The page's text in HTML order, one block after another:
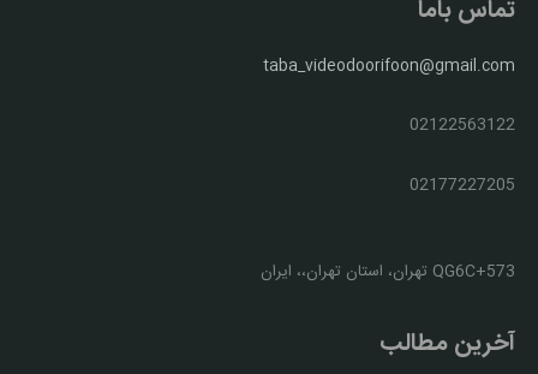
تماس باما
taba_videodoorifoon@gmail.com
02122563122
02177227205
QG6C+573 تهران، استان تهران،، ایران
آخرین مطالب